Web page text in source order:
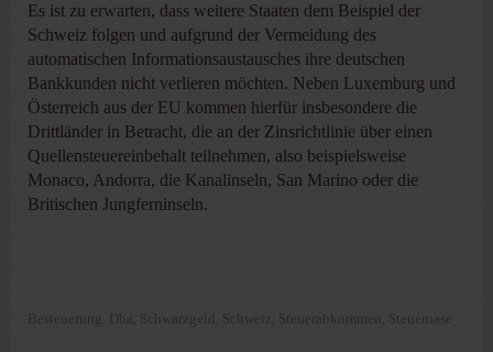
Es ist zu erwarten, dass weitere Staaten dem Beispiel der
Schweiz folgen und aufgrund der Vermeidung des
automatischen Informationsaustausches ihre deutschen
Bankkunden nicht verlieren möchten. Neben Luxemburg und
Österreich aus der EU kommen hierfür insbesondere die
Drittländer in Betracht, die an der Zinsrichtlinie über einen
Quellensteuereinbehalt teilnehmen, also beispielsweise
Monaco, Andorra, die Kanalinseln, San Marino oder die
Britischen Jungferninseln.
Besteuerung , Dba Schwarzgeld , Schweiz , Steuerabkommen Steueroase